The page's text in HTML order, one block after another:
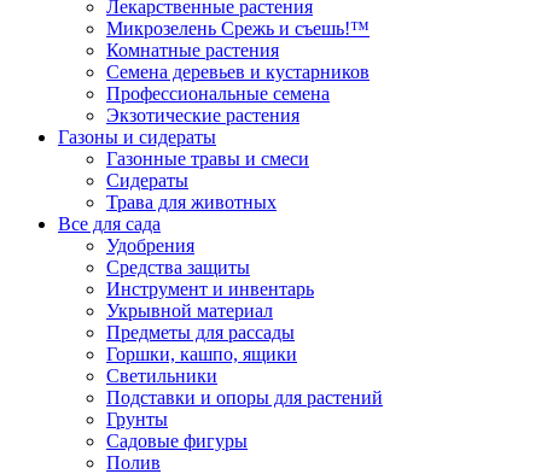
Лекарственные растения
Микрозелень Срежь и съешь!™
Комнатные растения
Семена деревьев и кустарников
Профессиональные семена
Экзотические растения
Газоны и сидераты
Газонные травы и смеси
Сидераты
Трава для животных
Все для сада
Удобрения
Средства защиты
Инструмент и инвентарь
Укрывной материал
Предметы для рассады
Горшки, кашпо, ящики
Светильники
Подставки и опоры для растений
Грунты
Садовые фигуры
Полив